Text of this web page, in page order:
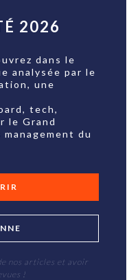
2026
dans le
analysée par le
une
tech,
le Grand
du
nos articles et avoir
!